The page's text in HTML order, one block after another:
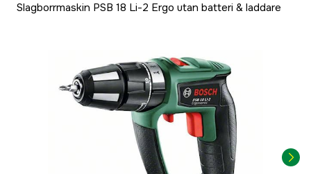
Slagborrmaskin PSB 18 Li-2 Ergo utan batteri & laddare